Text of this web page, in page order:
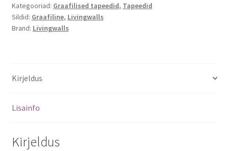
Kategooriad: Graafilised tapeedid, Tapeedid
Sildid: Graafiline, Livingwalls
Brand: Livingwalls
Kirjeldus
Lisainfo
Kirjeldus